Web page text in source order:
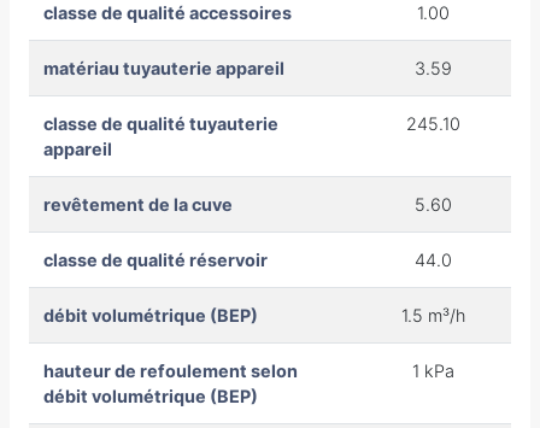
classe de qualité accessoires 1.00
matériau tuyauterie appareil 3.59
classe de qualité tuyauterie
appareil
245.10
revêtement de la cuve 5.60
classe de qualité réservoir 44.0
débit volumétrique (BEP) 1.5 m³/h
hauteur de refoulement selon
débit volumétrique (BEP)
1 kPa